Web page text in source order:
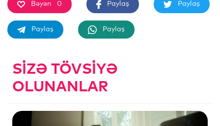
Bəyən 0 Paylaş Paylaş
Paylaş Paylaş
SIZƏ TÖVSIYƏ
OLUNANLAR